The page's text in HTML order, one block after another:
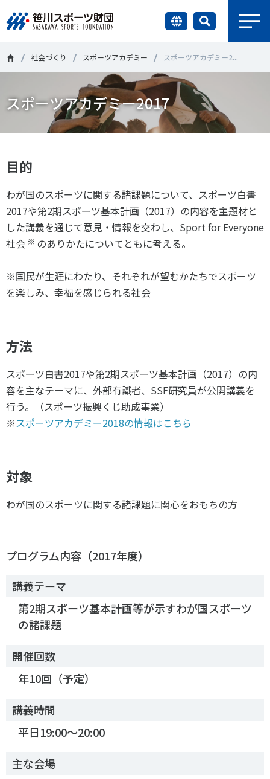
財団情報
研究員紹介
調査・研究
国際情報
知る学ぶ
お問い合わせ・お申し込み
メールマガジン
「SSFニュース」
＃誰が子どものスポーツをささえるのか ＃部活動
＃アクティブなまちづくり ＃日本人の身体活動と健康寿命
＃障害者スポーツ
＃高齢者スポーツ ＃差別とダイバーシティ
調査・研究
スポーツライフ・データ
スポーツ白書
障害者スポーツ
スポーツによるまちづくり
スポーツ・ガバナンス
スポーツボランティア
スポーツ政策・予算
各教育機関との連携
【動画】スポーツでアクティブなまちづくり
SPORT POLICY INCUBATOR ―スポーツ政策の『卵』 ―
Sport Topics
スポーツ 歴史の検証
スポーツ辞典
社会づくり スポーツアカデミー スポーツアカデミー2...
スポーツアカデミー2017
目的
わが国のスポーツに関する諸課題について、スポーツ白書
2017や第2期スポーツ基本計画（2017）の内容を主題材と
した講義を通じて意見・情報を交わし、Sport for Everyone
社会 ※ のありかたについてともに考える。
※国民が生涯にわたり、それぞれが望むかたちでスポーツ
を楽しみ、幸福を感じられる社会
方法
スポーツ白書2017や第2期スポーツ基本計画（2017）の内
容を主なテーマに、外部有識者、SSF研究員が公開講義を
行う。（スポーツ振興くじ助成事業）
※スポーツアカデミー2018の情報はこちら
対象
わが国のスポーツに関する諸課題に関心をおもちの方
プログラム内容（2017年度）
講義テーマ
第2期スポーツ基本計画等が示すわが国スポーツ
の諸課題
開催回数
年10回（予定）
講義時間
平日19:00～20:00
主な会場